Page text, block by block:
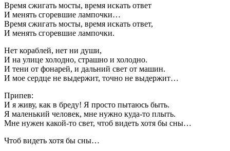
Время сжигать мосты, время искать ответ
И менять сгоревшие лампочки…
Время сжигать мосты, время искать ответ,
И менять сгоревшие лампочки.
Нет кораблей, нет ни души,
И на улице холодно, страшно и холодно.
И тени от фонарей, и дальний свет от машин.
И мое сердце не выдержит, точно не выдержит…
Припев:
И я живу, как в бреду! Я просто пытаюсь быть.
Я маленький человек, мне нужно куда-то плыть.
Мне нужен какой-то свет, чтоб видеть хотя бы сны…
Чтоб видеть хотя бы сны…